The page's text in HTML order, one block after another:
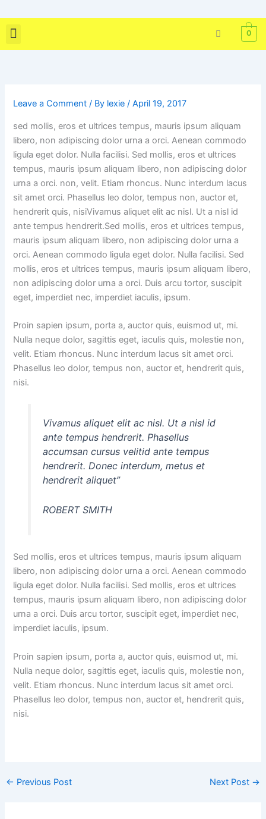
to
content
0
Leave a Comment / By lexie/April 19, 2017
sed mollis, eros et ultrices tempus, mauris ipsum aliquam
libero, non adipiscing dolor urna a orci. Aenean commodo
ligula eget dolor. Nulla facilisi. Sed mollis, eros et ultrices
tempus, mauris ipsum aliquam libero, non adipiscing dolor
urna a orci. non, velit. Etiam rhoncus. Nunc interdum lacus
sit amet orci. Phasellus leo dolor, tempus non, auctor et,
hendrerit quis, nisiVivamus aliquet elit ac nisl. Ut a nisl id
ante tempus hendrerit.Sed mollis, eros et ultrices tempus,
mauris ipsum aliquam libero, non adipiscing dolor urna a
orci. Aenean commodo ligula eget dolor. Nulla facilisi. Sed
mollis, eros et ultrices tempus, mauris ipsum aliquam libero,
non adipiscing dolor urna a orci. Duis arcu tortor, suscipit
eget, imperdiet nec, imperdiet iaculis, ipsum.
Proin sapien ipsum, porta a, auctor quis, euismod ut, mi.
Nulla neque dolor, sagittis eget, iaculis quis, molestie non,
velit. Etiam rhoncus. Nunc interdum lacus sit amet orci.
Phasellus leo dolor, tempus non, auctor et, hendrerit quis,
nisi.
Vivamus aliquet elit ac nisl. Ut a nisl id
ante tempus hendrerit. Phasellus
accumsan cursus velitid ante tempus
hendrerit. Donec interdum, metus et
hendrerit aliquet”
ROBERT SMITH
Sed mollis, eros et ultrices tempus, mauris ipsum aliquam
libero, non adipiscing dolor urna a orci. Aenean commodo
ligula eget dolor. Nulla facilisi. Sed mollis, eros et ultrices
tempus, mauris ipsum aliquam libero, non adipiscing dolor
urna a orci. Duis arcu tortor, suscipit eget, imperdiet nec,
imperdiet iaculis, ipsum.
Proin sapien ipsum, porta a, auctor quis, euismod ut, mi.
Nulla neque dolor, sagittis eget, iaculis quis, molestie non,
velit. Etiam rhoncus. Nunc interdum lacus sit amet orci.
Phasellus leo dolor, tempus non, auctor et, hendrerit quis,
nisi.
← Previous Post Next Post →